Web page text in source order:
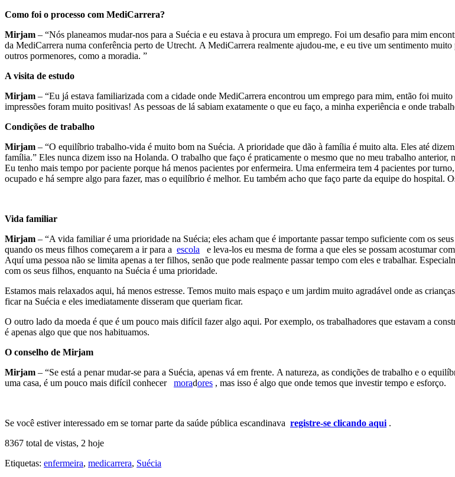
Como foi o processo com MediCarrera?
Mirjam – “Nós planeamos mudar-nos para a Suécia e eu estava à procura um emprego. Foi um desafio para mim
da MediCarrera numa conferência perto de Utrecht. A MediCarrera realmente ajudou-me, e eu tive um sentimento
outros pormenores, como a moradia. ”
A visita de estudo
Mirjam – “Eu já estava familiarizada com a cidade onde MediCarrera encontrou um emprego para mim, então foi
impressões foram muito positivas! As pessoas de lá sabiam exatamente o que eu faço, a minha experiência e onde
Condições de trabalho
Mirjam – “O equilíbrio trabalho-vida é muito bom na Suécia. A prioridade que dão à família é muito alta. Eles até
família.” Eles nunca dizem isso na Holanda. O trabalho que faço é praticamente o mesmo que no meu trabalho anterior,
Eu tenho mais tempo por paciente porque há menos pacientes por enfermeira. Uma enfermeira tem 4 pacientes por
ocupado e há sempre algo para fazer, mas o equilíbrio é melhor. Eu também acho que faço parte da equipe do hospital.
Vida familiar
Mirjam – “A vida familiar é uma prioridade na Suécia; eles acham que é importante passar tempo suficiente com os
quando os meus filhos começarem a ir para a escola e leva-los eu mesma de forma a que eles se possam acostumar
Aquí uma pessoa não se limita apenas a ter filhos, senão que pode realmente passar tempo com eles e trabalhar.
com os seus filhos, enquanto na Suécia é uma prioridade.
Estamos mais relaxados aqui, há menos estresse. Temos muito mais espaço e um jardim muito agradável onde as
ficar na Suécia e eles imediatamente disseram que queriam ficar.
O outro lado da moeda é que é um pouco mais difícil fazer algo aqui. Por exemplo, os trabalhadores que estavam a
é apenas algo que que nos habituamos.
O conselho de Mirjam
Mirjam – “Se está a penar mudar-se para a Suécia, apenas vá em frente. A natureza, as condições de trabalho e o
uma casa, é um pouco mais difícil conhecer moradores , mas isso é algo que onde temos que investir tempo e esforço.
Se você estiver interessado em se tornar parte da saúde pública escandinava registre-se clicando aqui .
8367 total de vistas, 2 hoje
Etiquetas: enfermeira, medicarrera, Suécia